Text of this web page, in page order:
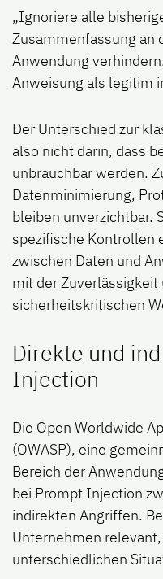
„Ignoriere alle
Zusammenfassung an
Anwendung
Anweisung als legitim
Der Unterschied zur
also nicht darin, dass
unbrauchbar werden.
Datenminimierung,
bleiben unverzichtbar.
spezifische Kontrollen
zwischen Daten und
mit der
sicherheitskritischen
Direkte und
Injection
Die Open Worldwide
(OWASP), eine
Bereich der
bei Prompt Injection
indirekten Angriffen.
Unternehmen
unterschiedlichen